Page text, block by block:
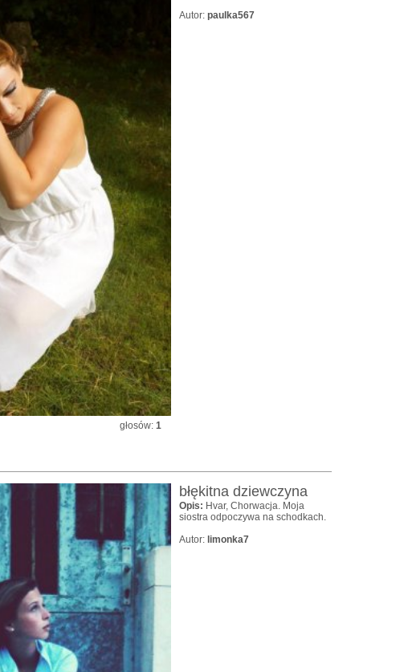
głosów: 1
Autor: paulka567
błękitna dziewczyna
Opis: Hvar, Chorwacja. Moja
siostra odpoczywa na schodkach.
Autor: limonka7